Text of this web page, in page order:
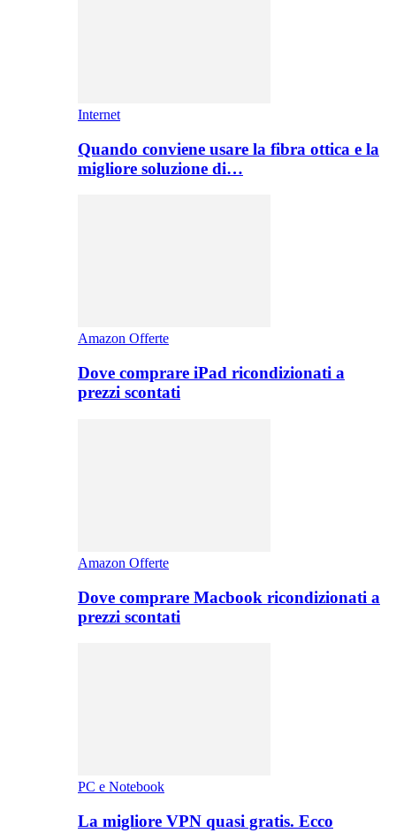
Internet
Quando conviene usare la fibra ottica e la
migliore soluzione di…
Amazon Offerte
Dove comprare iPad ricondizionati a
prezzi scontati
Amazon Offerte
Dove comprare Macbook ricondizionati a
prezzi scontati
PC e Notebook
La migliore VPN quasi gratis. Ecco